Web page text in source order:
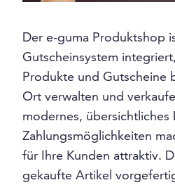
Der e-guma Produktshop
Gutscheinsystem
Produkte und Gutscheine
Ort verwalten und
modernes, übersichtliches
Zahlungsmöglichkeiten
für Ihre Kunden attraktiv.
gekaufte Artikel